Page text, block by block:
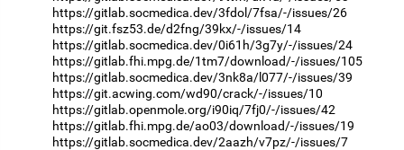
https://gitlab.socmedica.dev/3fdol/7fsa/-/issues/26
https://git.fsz53.de/d2fng/39kx/-/issues/14
https://gitlab.socmedica.dev/0i61h/3g7y/-/issues/24
https://gitlab.fhi.mpg.de/1tm7/download/-/issues/105
https://gitlab.socmedica.dev/3nk8a/l077/-/issues/39
https://git.acwing.com/wd90/crack/-/issues/10
https://gitlab.openmole.org/i90iq/7fj0/-/issues/42
https://gitlab.fhi.mpg.de/ao03/download/-/issues/19
https://gitlab.socmedica.dev/2aazh/v7pz/-/issues/7